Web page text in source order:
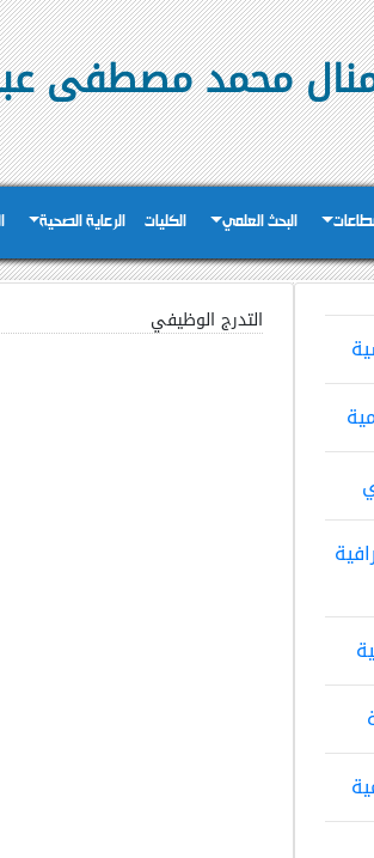
محمد مصطفى
البحث العلمي الكليات الرعاية الصحية
التدرج الوظيفي